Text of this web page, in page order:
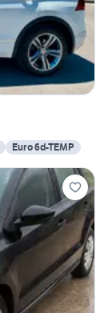
Euro 6d-TEMP